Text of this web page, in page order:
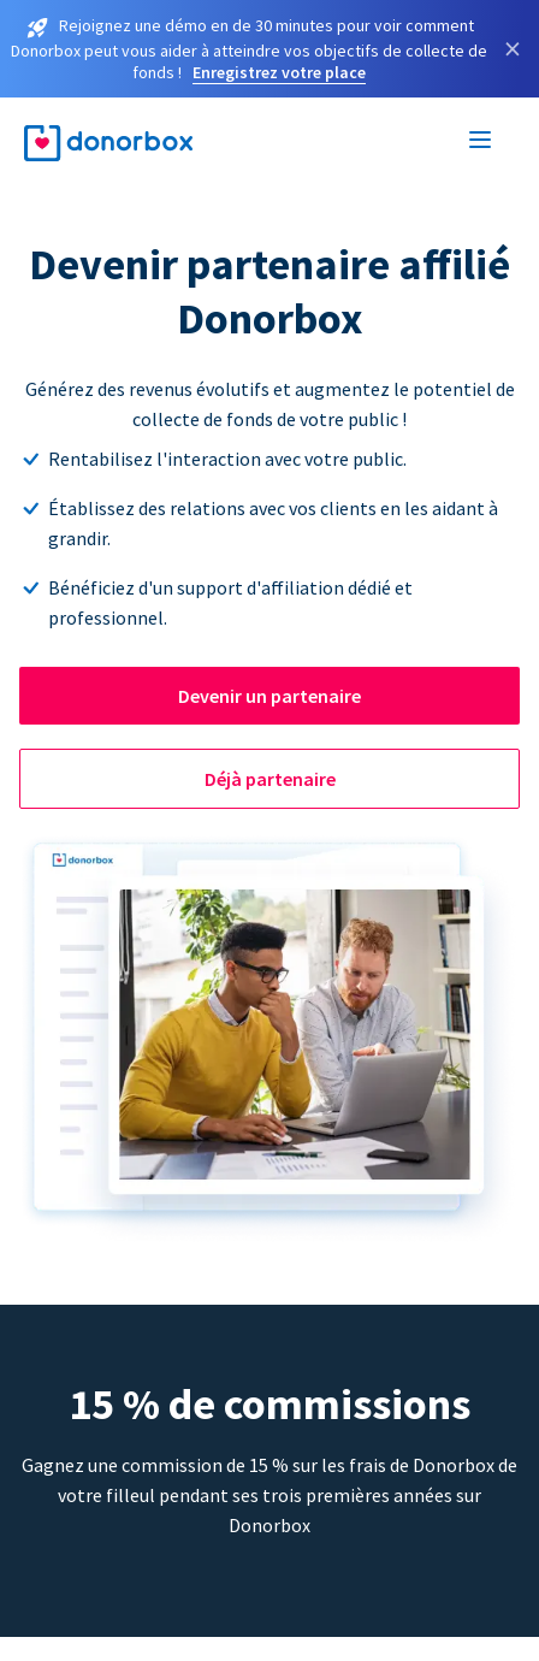
Rejoignez une démo en de 30 minutes pour voir comment
Donorbox peut vous aider à atteindre vos objectifs de collecte de
fonds !
Enregistrez votre place
×
Devenir partenaire affilié
Donorbox
Générez des revenus évolutifs et augmentez le potentiel de
collecte de fonds de votre public !
Rentabilisez l'interaction avec votre public.
Établissez des relations avec vos clients en les aidant à
grandir.
Bénéficiez d'un support d'affiliation dédié et
professionnel.
Devenir un partenaire
Déjà partenaire
15 % de commissions
Gagnez une commission de 15 % sur les frais de Donorbox de
votre filleul pendant ses trois premières années sur
Donorbox